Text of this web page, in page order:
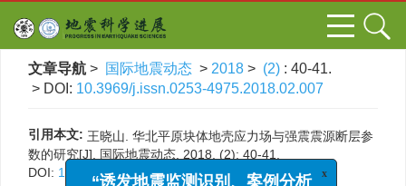
文章导航 > 国际地震动态 > 2018 > (2) : 40-41.
> DOI: 10.3969/j.issn.0253-4975.2018.02.007
引用本文: 王晓山. 华北平原块体地壳应力场与强震震源断层参
数的研究[J]. 国际地震动态, 2018, (2): 40-41.
DOI: 10.3969/j.issn.0253-4975.2018.02.007
“诱发地震监测识别、案例分析